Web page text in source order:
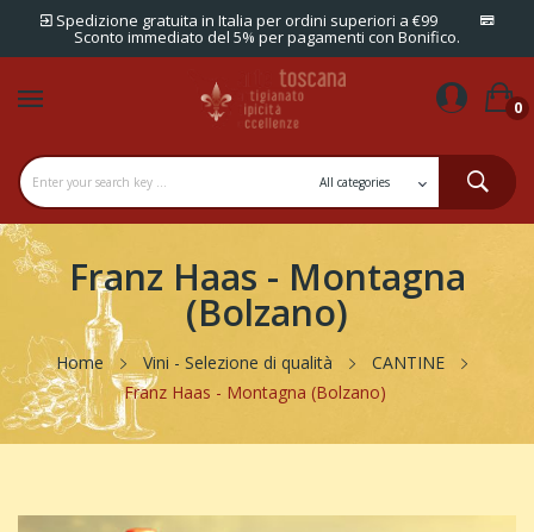
Spedizione gratuita in Italia per ordini superiori a €99
Sconto immediato del 5% per pagamenti con Bonifico.
0
Franz Haas - Montagna
(Bolzano)
Home Vini - Selezione di qualità
CANTINE
Franz Haas - Montagna (Bolzano)